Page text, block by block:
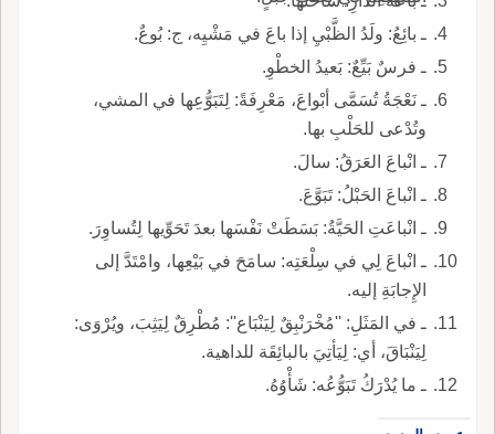
ـ بائِعُ: ولَدُ الظَّبْيِ إذا باعَ في مَشْيِه، ج: بُوعٌ.
ـ فرسٌ بَيِّعٌ: بَعيدُ الخطْوِ.
ـ نَعْجَةُ تُسَمَّى أبْواعَ، مَعْرِفَةً: لِتَبَوُّعِها في المشي،
وتُدْعى للحَلْبِ بها.
ـ انْباعَ العَرَقُ: سالَ.
ـ انْباعَ الحَبْلُ: تَبَوَّعَ.
ـ انْباعَتِ الحَيَّةُ: بَسَطَتْ نَفْسَها بعدَ تَحَوِّيها لِتُساوِرَ.
ـ انْباعَ لِي في سِلْعَتِه: سامَحَ في بَيْعِها، وامْتَدَّ إلى
الإِجابَةِ إليه.
ـ في المَثَلِ: ''مُخْرَنْبِقٌ لِيَنْبَاع'': مُطْرِقٌ لِيَثِبَ، ويُرْوَى:
لِيَنْبَاقَ، أي: لِيَأتِيَ بالبائِقَة للداهية.
ـ ما يُدْرَكُ تَبَوُّعُه: شَأْوُهُ.